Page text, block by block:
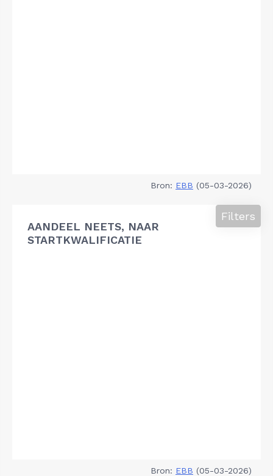
Bron: EBB (05-03-2026)
AANDEEL NEETS, NAAR
STARTKWALIFICATIE
Filters
Bron: EBB (05-03-2026)